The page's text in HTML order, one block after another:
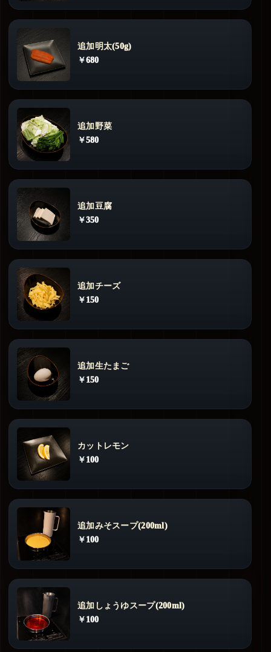
追加明太(50g)
￥680
追加野菜
￥580
追加豆腐
￥350
追加チーズ
￥150
追加生たまご
￥150
カットレモン
￥100
追加みそスープ(200ml)
￥100
追加しょうゆスープ(200ml)
￥100